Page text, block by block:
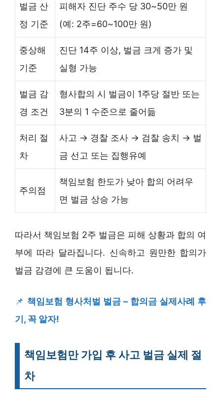
벌금 산
정 기준
피해자 진단 주수 당 30~50만 원
(예: 2주=60~100만 원)
중상해
기준
진단 14주 이상, 벌금 크게 증가 및
실형 가능
벌금 감
경 조건
형사합의 시 벌금이 1주당 절반 또는
3분의 1 수준으로 줄어듦
처리 절
차
사고 → 경찰 조사 → 검찰 송치 → 벌
금 선고 또는 집행유예
주의점
책임보험 한도가 낮아 합의 어려우
면 벌금 상승 가능
따라서 책임보험 2주 벌금은 피해 상황과 합의 여
부에 따라 달라집니다. 신속하고 원만한 합의가
벌금 감경에 큰 도움이 됩니다.
📌 책임보험 형사처벌 벌금 – 합의금 실제사례 후
기, 꼭 알자!
책임보험만 가입 후 사고 벌금 실제 절
차